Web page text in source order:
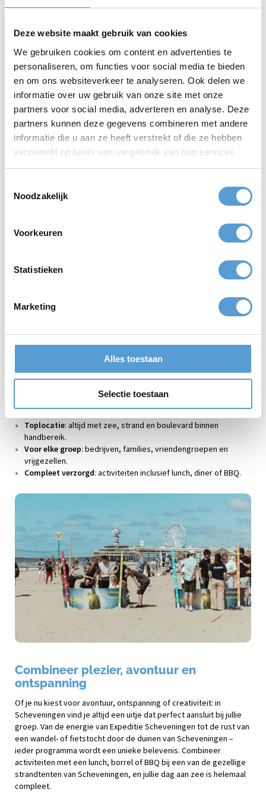
Deze website maakt gebruik van cookies
We gebruiken cookies om content en advertenties te
personaliseren, om functies voor social media te bieden
en om ons websiteverkeer te analyseren. Ook delen we
informatie over uw gebruik van onze site met onze
partners voor social media, adverteren en analyse. Deze
partners kunnen deze gegevens combineren met andere
informatie die u aan ze heeft verstrekt of die ze hebben
verzameld op basis van uw gebruik van hun services.
Noodzakelijk
Voorkeuren
Statistieken
Marketing
Alles toestaan
Selectie toestaan
badplaats. Een ontspannende activiteit die cultuur en natuur
combineert.
8. Fietstocht Scheveningen
Zin om meer van de omgeving te zien? Stap op de fiets voor een
boulevard en van historische plekken tot moderne highlights: een
meer info
Scheveningen?
Toplocatie: altijd met zee, strand en boulevard binnen
handbereik.
Voor elke groep: bedrijven, families, vriendengroepen en
vrijgezellen.
Compleet verzorgd: activiteiten inclusief lunch, diner of BBQ.
Combineer plezier, avontuur en
ontspanning
Of je nu kiest voor avontuur, ontspanning of creativiteit: in
Scheveningen vind je altijd een uitje dat perfect aansluit bij jullie
groep. Van de energie van Expeditie Scheveningen tot de rust van
een wandel- of fietstocht door de duinen van Scheveningen –
ieder programma wordt een unieke belevenis. Combineer
activiteiten met een lunch, borrel of BBQ bij een van de gezellige
strandtenten van Scheveningen, en jullie dag aan zee is helemaal
compleet.